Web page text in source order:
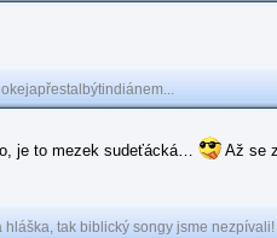
je to mezek sudeťácká…
Až se
hláška, tak biblický songy jsme nezpívali!